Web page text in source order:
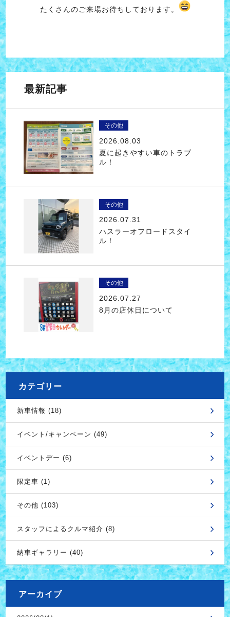
たくさんのご来場お待ちしております。
最新記事
その他
2026.08.03
夏に起きやすい車のトラブ
ル！
その他
2026.07.31
ハスラーオフロードスタイ
ル！
その他
2026.07.27
8月の店休日について
カテゴリー
新車情報 (18)
イベント/キャンペーン (49)
イベントデー (6)
限定車 (1)
その他 (103)
スタッフによるクルマ紹介 (8)
納車ギャラリー (40)
アーカイブ